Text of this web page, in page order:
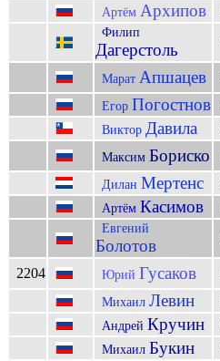
Артём Архипов
Филип
Дагерстоль
Марат Апшацев
Егор Погостнов
Виктор Давила
Максим Бориско
Дилан Мертенс
Артём Касимов
Евгений
Болотов
2204 Юрий Гусаков
Михаил Левин
Андрей Кручин
Михаил Букин